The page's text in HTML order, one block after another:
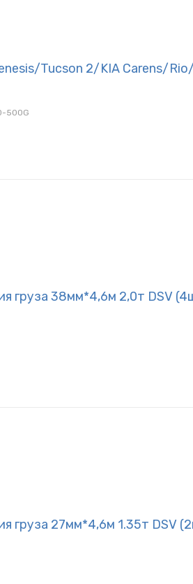
Tucson 2/KIA Carens/
500G
груза 38мм*4,6м 2,0т DSV
груза 27мм*4,6м 1.35т DSV